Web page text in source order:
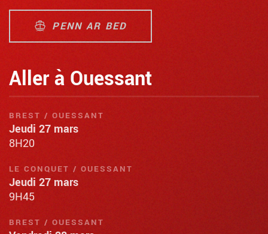
PENN AR BED
Aller à Ouessant
BREST / OUESSANT
Jeudi 27 mars
8H20
LE CONQUET / OUESSANT
Jeudi 27 mars
9H45
BREST / OUESSANT